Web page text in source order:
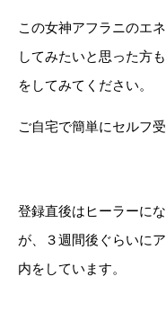
この女神アフラニのエ
してみたいと思った方
をしてみてください。
ご自宅で簡単にセルフ
登録直後はヒーラーに
が、３週間後ぐらいに
内をしています。